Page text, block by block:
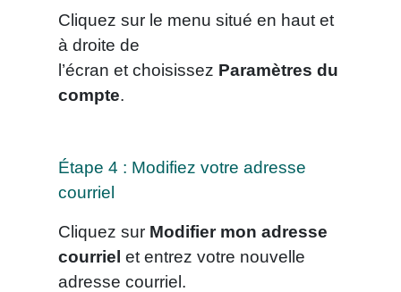
Cliquez sur le menu situé en haut et
à droite de
l’écran et choisissez Paramètres du
compte.
Étape 4 : Modifiez votre adresse
courriel
Cliquez sur Modifier mon adresse
courriel et entrez votre nouvelle
adresse courriel.